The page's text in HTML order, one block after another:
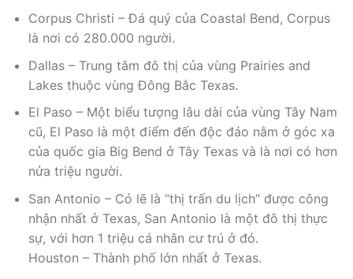
Corpus Christi – Đá quý của Coastal Bend, Corpus
là nơi có 280.000 người.
Dallas – Trung tâm đô thị của vùng Prairies and
Lakes thuộc vùng Đông Bắc Texas.
El Paso – Một biểu tượng lâu dài của vùng Tây Nam
cũ, El Paso là một điểm đến độc đáo nằm ở góc xa
của quốc gia Big Bend ở Tây Texas và là nơi có hơn
nửa triệu người.
San Antonio – Có lẽ là “thị trấn du lịch” được công
nhận nhất ở Texas, San Antonio là một đô thị thực
sự, với hơn 1 triệu cá nhân cư trú ở đó.
Houston – Thành phố lớn nhất ở Texas.